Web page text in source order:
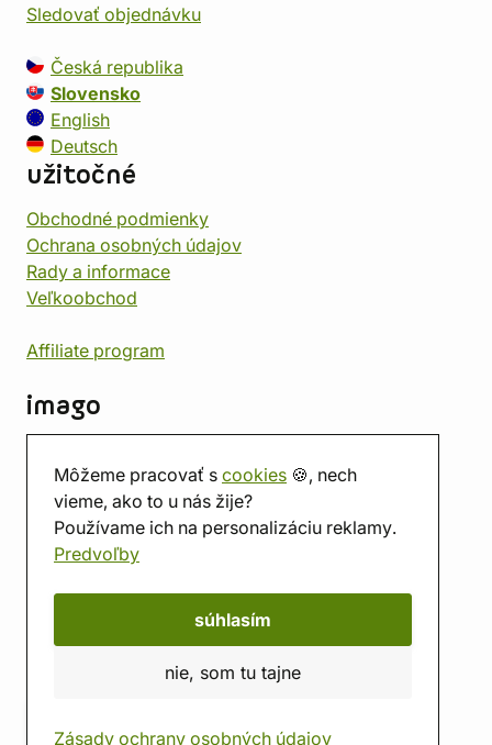
Môžeme pracovať s cookies 🍪, nech
vieme, ako to u nás žije?
Používame ich na personalizáciu reklamy.
Predvoľby
súhlasím
nie, som tu tajne
Zásady ochrany osobných údajov
Sledovať objednávku
Česká republika
Slovensko
English
Deutsch
užitočné
Obchodné podmienky
Ochrana osobných údajov
Rady a informace
Veľkoobchod
Affiliate program
imago
Predajňa
Herňa
O nás
Hodnotenie obchodu